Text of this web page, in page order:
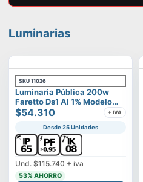
Luminarias
SKU 11026
Luminaria Pública 200w
Faretto Ds1 Al 1% Modelo
Calisto
$54.310 + IVA
Desde 25 Unidades
Und. $115.740 + iva
53% AHORRO